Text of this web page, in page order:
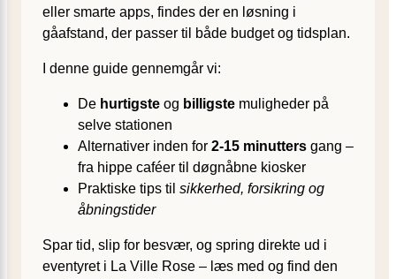
eller smarte apps, findes der en løsning i
gåafstand, der passer til både budget og tidsplan.
I denne guide gennemgår vi:
De hurtigste og billigste muligheder på
selve stationen
Alternativer inden for 2-15 minutters gang –
fra hippe caféer til døgnåbne kiosker
Praktiske tips til sikkerhed, forsikring og
åbningstider
Spar tid, slip for besvær, og spring direkte ud i
eventyret i La Ville Rose – læs med og find den